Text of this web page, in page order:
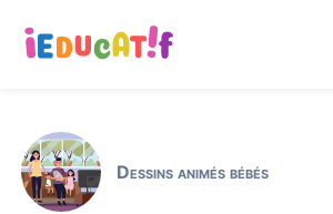
Dessins animés bébés